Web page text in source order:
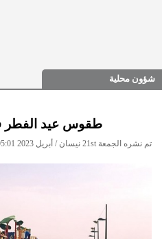
شؤون محلية
طقوس عيد الفطر
تم نشره الجمعة 21st نيسان / أبريل 2023 05:01 مساءً